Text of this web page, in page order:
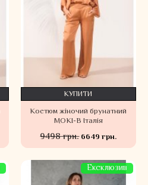
Костюм жіночий брунатний
MOKI-B Італія
9498 грн.6649 грн.
КУПИТИ
Ексклюзив